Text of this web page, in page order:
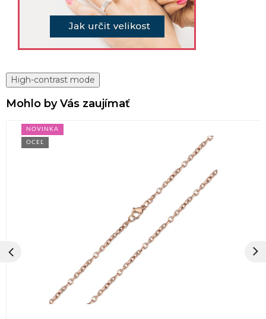
High-contrast mode
Mohlo by Vás zaujímať
NOVINKA
OCEĽ